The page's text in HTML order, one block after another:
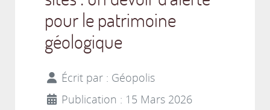
pour le patrimoine
géologique
Écrit par : Géopolis
Publication : 15 Mars 2026